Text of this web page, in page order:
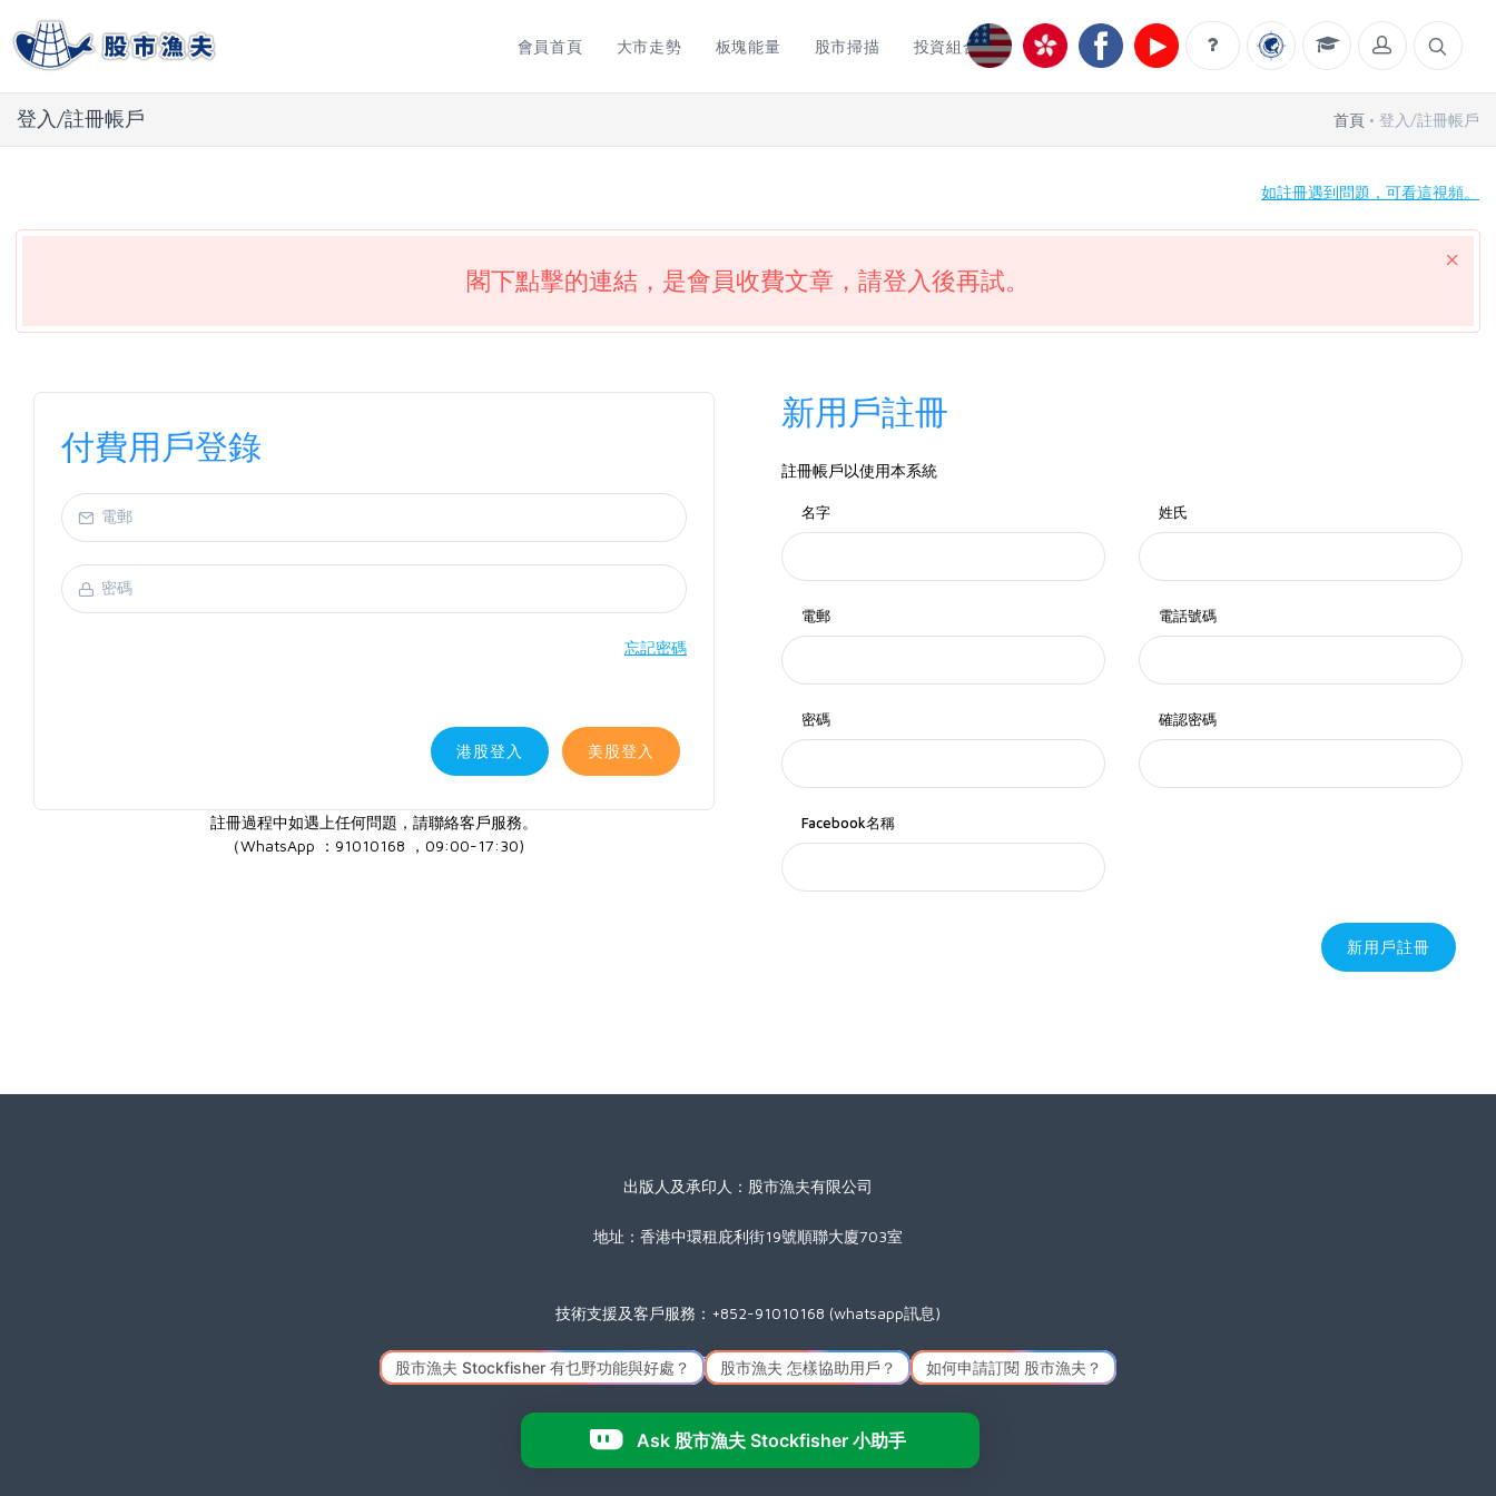
會員首頁 大市走勢 板塊能量 股市掃描 投資組合
登入/註冊帳戶 首頁 登入/註冊帳戶
如註冊遇到問題，可看這視頻。
閣下點擊的連結，是會員收費文章，請登入後再試。
付費用戶登錄
忘記密碼
港股登入 美股登入
註冊過程中如遇上任何問題，請聯絡客戶服務。
（WhatsApp ：91010168 ，09:00-17:30)
新用戶註冊
註冊帳戶以使用本系統
名字 姓氏
電郵 電話號碼
密碼 確認密碼
Facebook名稱
新用戶註冊
出版人及承印人：股市漁夫有限公司
地址：香港中環租庇利街19號順聯大廈703室
技術支援及客戶服務：+852-91010168 (whatsapp訊息)
星期一至五(公眾假期除外) 09:00 至 17:30
Icon made byFreepikfromwww.flaticon.com